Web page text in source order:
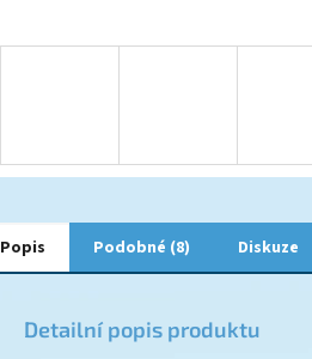
Popis Podobné (8) Diskuze
Detailní popis produktu